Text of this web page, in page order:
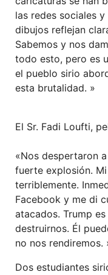
las redes sociales
dibujos reflejan
Sabemos y nos
todo esto, pero es
el pueblo sirio
esta brutalidad. »
El Sr. Fadi Loufti,
«Nos despertaron
fuerte explosión.
terriblemente.
Facebook y me di
atacados. Trump
destruirnos. Él
no nos rendiremos.
Dos estudiantes